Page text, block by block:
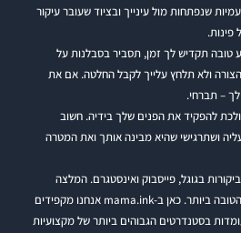
שנפתחות מול עינייך ובציוד שעובר עיקור
פינות.
טובה תקדיש לך זמן, תסביר בסבלנות על
ולא תלחץ עלייך לקבל החלטה. אם את
– תברחי.
להפקיד את הפנים שלך בידיה. חשוב
ושתרגישי שהיא מבינה אותך ואת המטרה
בגוגל, פייסבוק ואינסטגרם. המלצה
מחברה היא תמיד הדרך הטובה ביותר. כאן ב-mama.ink אנחנו מקפידים
בסטנדרטים הגבוהים ביותר של מקצועיות